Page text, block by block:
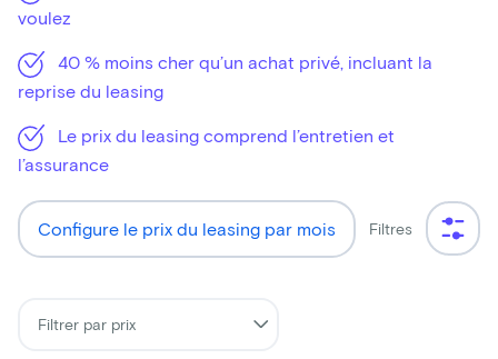
voulez
40 % moins cher qu’un achat privé, incluant la
reprise du leasing
Le prix du leasing comprend l’entretien et
l’assurance
Configure le prix du leasing par mois Filtres